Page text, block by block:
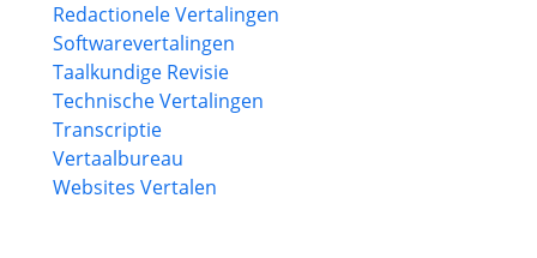
Redactionele Vertalingen
Softwarevertalingen
Taalkundige Revisie
Technische Vertalingen
Transcriptie
Vertaalbureau
Websites Vertalen